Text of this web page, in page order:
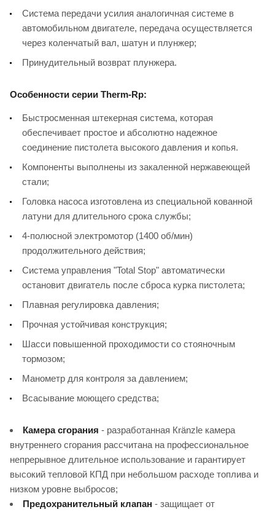
Система передачи усилия аналогичная системе в
автомобильном двигателе, передача осуществляется
через коленчатый вал, шатун и плунжер;
Принудительный возврат плунжера.
Особенности серии Therm-Rp:
Быстросменная штекерная система, которая
обеспечивает простое и абсолютно надежное
соединение пистолета высокого давления и копья.
Компоненты выполнены из закаленной нержавеющей
стали;
Головка насоса изготовлена из специальной кованной
латуни для длительного срока службы;
4-полюсной электромотор (1400 об/мин)
продолжительного действия;
Система управления "Total Stop" автоматически
остановит двигатель после сброса курка пистолета;
Плавная регулировка давления;
Прочная устойчивая конструкция;
Шасси повышенной проходимости со стояночным
тормозом;
Манометр для контроля за давлением;
Всасывание моющего средства;
Камера сгорания - разработанная Кränzle камера
внутреннего сгорания рассчитана на профессиональное
непрерывное длительное использование и гарантирует
высокий тепловой КПД при небольшом расходе топлива и
низком уровне выбросов;
Предохранительный клапан - защищает от